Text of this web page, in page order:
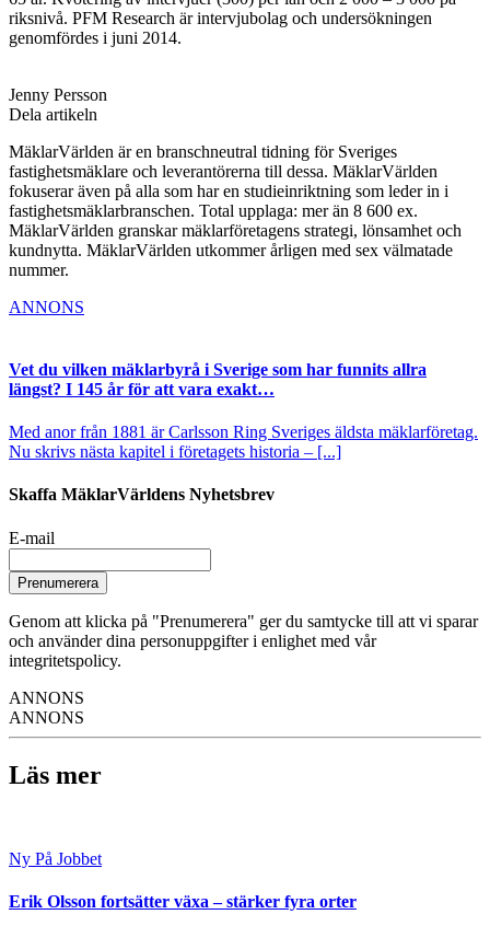
riksnivå. PFM Research är intervjubolag och undersökningen
genomfördes i juni 2014.
Jenny Persson
Dela artikeln
MäklarVärlden är en branschneutral tidning för Sveriges
fastighetsmäklare och leverantörerna till dessa. MäklarVärlden
fokuserar även på alla som har en studieinriktning som leder in i
fastighetsmäklarbranschen. Total upplaga: mer än 8 600 ex.
MäklarVärlden granskar mäklarföretagens strategi, lönsamhet och
kundnytta. MäklarVärlden utkommer årligen med sex välmatade
nummer.
ANNONS
Vet du vilken mäklarbyrå i Sverige som har funnits allra
längst? I 145 år för att vara exakt…
Med anor från 1881 är Carlsson Ring Sveriges äldsta mäklarföretag.
Nu skrivs nästa kapitel i företagets historia – [...]
Skaffa MäklarVärldens Nyhetsbrev
E-mail
Prenumerera
Genom att klicka på "Prenumerera" ger du samtycke till att vi sparar
och använder dina personuppgifter i enlighet med vår
integritetspolicy.
ANNONS
ANNONS
Läs mer
Ny På Jobbet
Erik Olsson fortsätter växa – stärker fyra orter